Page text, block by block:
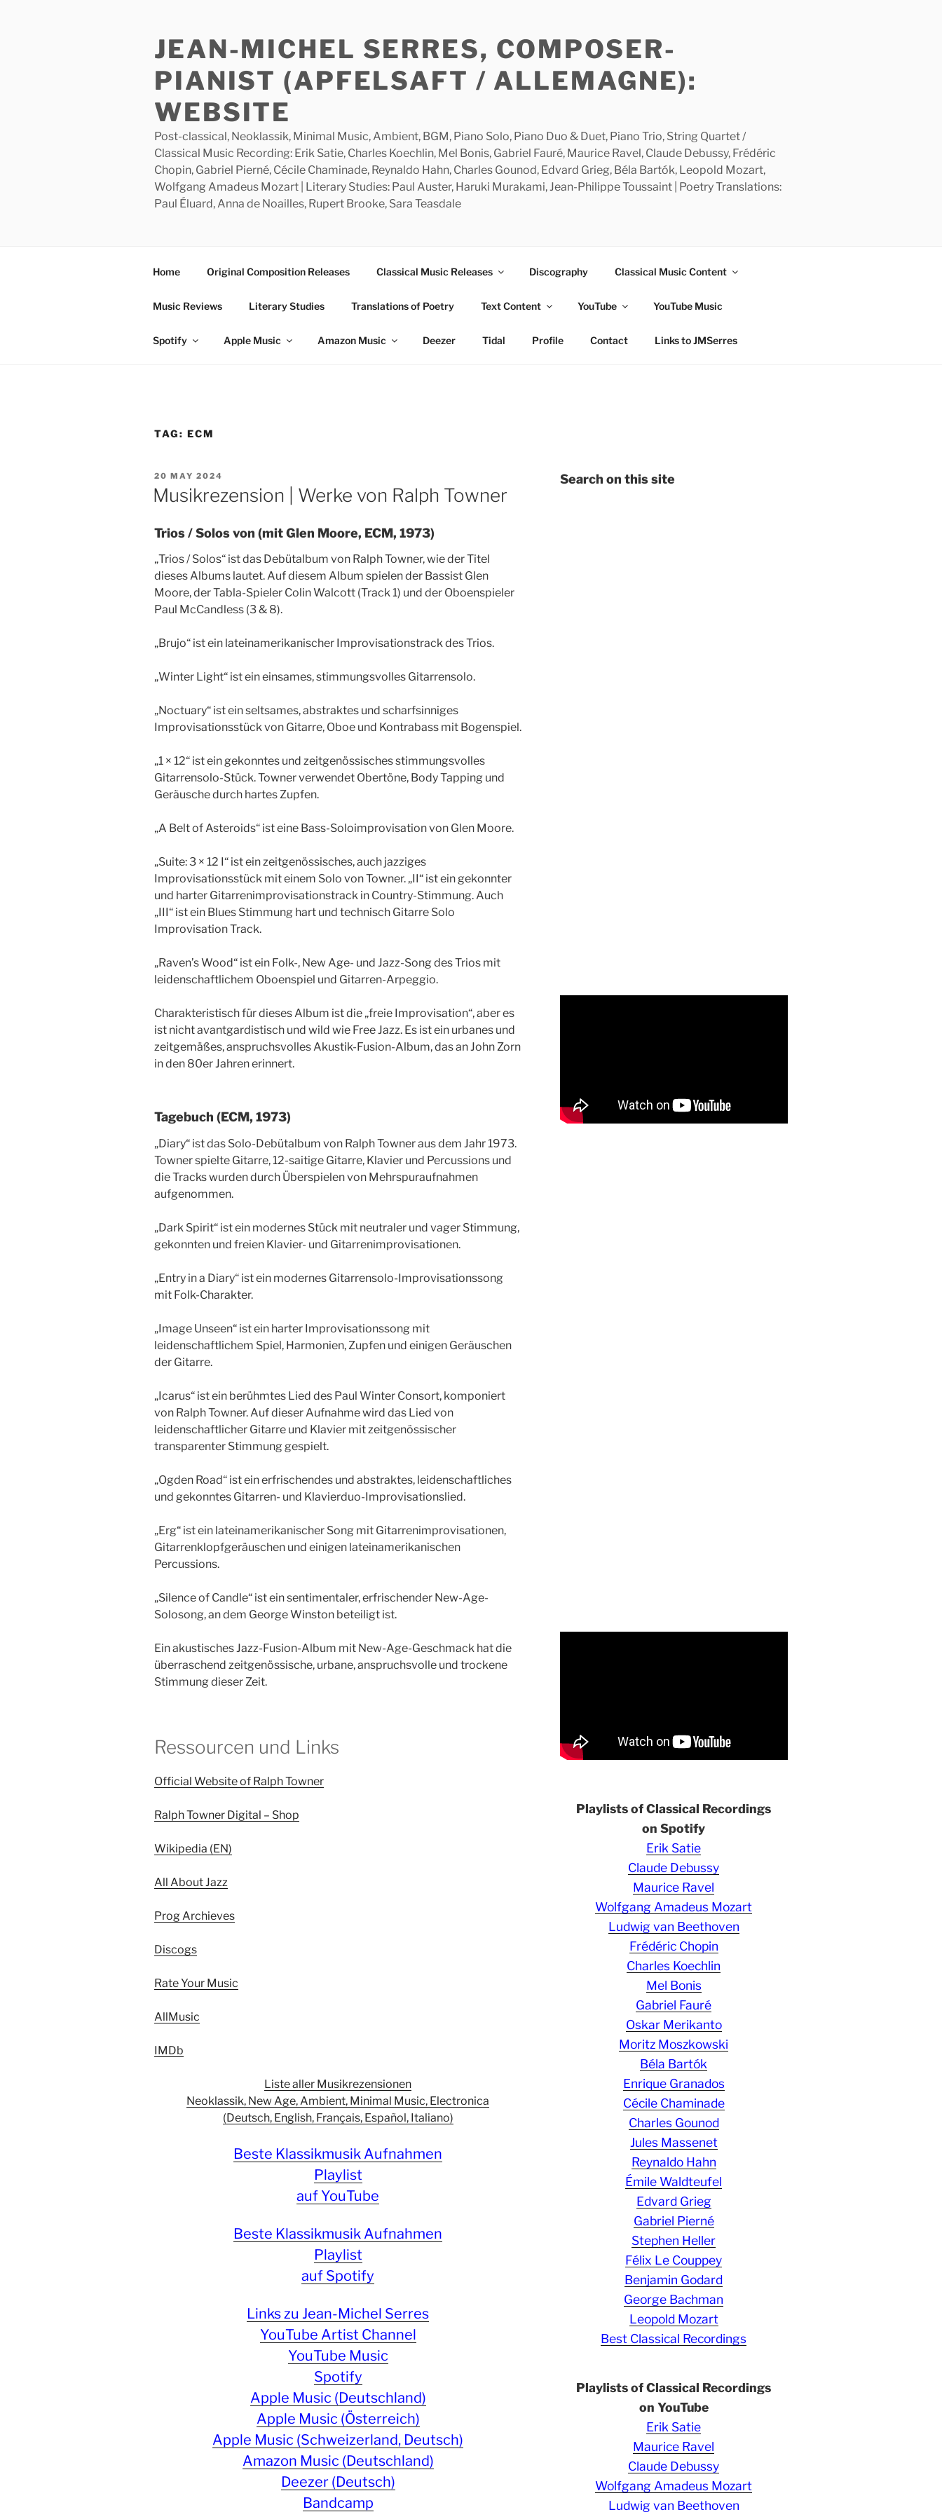
JEAN-MICHEL SERRES, COMPOSER-
PIANIST (APFELSAFT / ALLEMAGNE):
WEBSITE
Post-classical, Neoklassik, Minimal Music, Ambient, BGM, Piano Solo, Piano Duo & Duet, Piano Trio, String Quartet /
Classical Music Recording: Erik Satie, Charles Koechlin, Mel Bonis, Gabriel Fauré, Maurice Ravel, Claude Debussy, Frédéric
Chopin, Gabriel Pierné, Cécile Chaminade, Reynaldo Hahn, Charles Gounod, Edvard Grieg, Béla Bartók, Leopold Mozart,
Wolfgang Amadeus Mozart | Literary Studies: Paul Auster, Haruki Murakami, Jean-Philippe Toussaint | Poetry Translations:
Paul Éluard, Anna de Noailles, Rupert Brooke, Sara Teasdale
Home Original Composition Releases Classical Music Releases Discography Classical Music Content
Music Reviews Literary Studies Translations of Poetry Text Content YouTube YouTube Music
Spotify Apple Music Amazon Music Deezer Tidal Profile Contact Links to JMSerres
TAG: ECM
POSTED
ON
20 MAY 2024
Musikrezension | Werke von Ralph Towner
Trios / Solos von (mit Glen Moore, ECM, 1973)
„Trios / Solos“ ist das Debütalbum von Ralph Towner, wie der Titel
dieses Albums lautet. Auf diesem Album spielen der Bassist Glen
Moore, der Tabla-Spieler Colin Walcott (Track 1) und der Oboenspieler
Paul McCandless (3 & 8).
„Brujo“ ist ein lateinamerikanischer Improvisationstrack des Trios.
„Winter Light“ ist ein einsames, stimmungsvolles Gitarrensolo.
„Noctuary“ ist ein seltsames, abstraktes und scharfsinniges
Improvisationsstück von Gitarre, Oboe und Kontrabass mit Bogenspiel.
„1 × 12“ ist ein gekonntes und zeitgenössisches stimmungsvolles
Gitarrensolo-Stück. Towner verwendet Obertöne, Body Tapping und
Geräusche durch hartes Zupfen.
„A Belt of Asteroids“ ist eine Bass-Soloimprovisation von Glen Moore.
„Suite: 3 × 12 I“ ist ein zeitgenössisches, auch jazziges
Improvisationsstück mit einem Solo von Towner. „II“ ist ein gekonnter
und harter Gitarrenimprovisationstrack in Country-Stimmung. Auch
„III“ ist ein Blues Stimmung hart und technisch Gitarre Solo
Improvisation Track.
„Raven’s Wood“ ist ein Folk-, New Age- und Jazz-Song des Trios mit
leidenschaftlichem Oboenspiel und Gitarren-Arpeggio.
Charakteristisch für dieses Album ist die „freie Improvisation“, aber es
ist nicht avantgardistisch und wild wie Free Jazz. Es ist ein urbanes und
zeitgemäßes, anspruchsvolles Akustik-Fusion-Album, das an John Zorn
in den 80er Jahren erinnert.
Tagebuch (ECM, 1973)
„Diary“ ist das Solo-Debütalbum von Ralph Towner aus dem Jahr 1973.
Towner spielte Gitarre, 12-saitige Gitarre, Klavier und Percussions und
die Tracks wurden durch Überspielen von Mehrspuraufnahmen
aufgenommen.
„Dark Spirit“ ist ein modernes Stück mit neutraler und vager Stimmung,
gekonnten und freien Klavier- und Gitarrenimprovisationen.
„Entry in a Diary“ ist ein modernes Gitarrensolo-Improvisationssong
mit Folk-Charakter.
„Image Unseen“ ist ein harter Improvisationssong mit
leidenschaftlichem Spiel, Harmonien, Zupfen und einigen Geräuschen
der Gitarre.
„Icarus“ ist ein berühmtes Lied des Paul Winter Consort, komponiert
von Ralph Towner. Auf dieser Aufnahme wird das Lied von
leidenschaftlicher Gitarre und Klavier mit zeitgenössischer
transparenter Stimmung gespielt.
„Ogden Road“ ist ein erfrischendes und abstraktes, leidenschaftliches
und gekonntes Gitarren- und Klavierduo-Improvisationslied.
„Erg“ ist ein lateinamerikanischer Song mit Gitarrenimprovisationen,
Gitarrenklopfgeräuschen und einigen lateinamerikanischen
Percussions.
„Silence of Candle“ ist ein sentimentaler, erfrischender New-Age-
Solosong, an dem George Winston beteiligt ist.
Ein akustisches Jazz-Fusion-Album mit New-Age-Geschmack hat die
überraschend zeitgenössische, urbane, anspruchsvolle und trockene
Stimmung dieser Zeit.
Ressourcen und Links
Official Website of Ralph Towner
Ralph Towner Digital – Shop
Wikipedia (EN)
All About Jazz
Prog Archieves
Discogs
Rate Your Music
AllMusic
IMDb
Liste aller Musikrezensionen
Neoklassik, New Age, Ambient, Minimal Music, Electronica
(Deutsch, English, Français, Español, Italiano)
Beste Klassikmusik Aufnahmen
Playlist
auf YouTube
Beste Klassikmusik Aufnahmen
Playlist
auf Spotify
Links zu Jean-Michel Serres
YouTube Artist Channel
YouTube Music
Spotify
Apple Music (Deutschland)
Apple Music (Österreich)
Apple Music (Schweizerland, Deutsch)
Amazon Music (Deutschland)
Deezer (Deutsch)
Bandcamp
Search on this site
Playlists of Classical Recordings
on Spotify
Erik Satie
Claude Debussy
Maurice Ravel
Wolfgang Amadeus Mozart
Ludwig van Beethoven
Frédéric Chopin
Charles Koechlin
Mel Bonis
Gabriel Fauré
Oskar Merikanto
Moritz Moszkowski
Béla Bartók
Enrique Granados
Cécile Chaminade
Charles Gounod
Jules Massenet
Reynaldo Hahn
Émile Waldteufel
Edvard Grieg
Gabriel Pierné
Stephen Heller
Félix Le Couppey
Benjamin Godard
George Bachman
Leopold Mozart
Best Classical Recordings
Playlists of Classical Recordings
on YouTube
Erik Satie
Maurice Ravel
Claude Debussy
Wolfgang Amadeus Mozart
Ludwig van Beethoven